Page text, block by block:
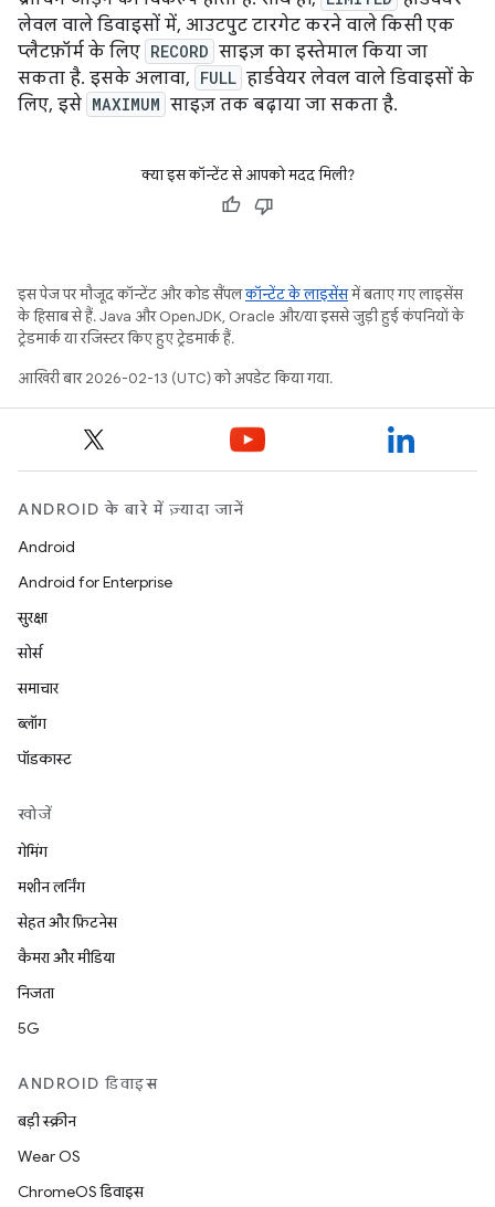
लेवल वाले डिवाइसों में, आउटपुट टारगेट करने वाले किसी एक
प्लैटफ़ॉर्म के लिए RECORD साइज़ का इस्तेमाल किया जा
सकता है. इसके अलावा, FULL हार्डवेयर लेवल वाले डिवाइसों के
लिए, इसे MAXIMUM साइज़ तक बढ़ाया जा सकता है.
क्या इस कॉन्टेंट से आपको मदद मिली?
इस पेज पर मौजूद कॉन्टेंट और कोड सैंपलकॉन्टेंट के लाइसेंसमें बताए गए लाइसेंस
के हिसाब से हैं. Java और OpenJDK, Oracle और/या इससे जुड़ी हुई कंपनियों के
ट्रेडमार्क या रजिस्टर किए हुए ट्रेडमार्क हैं.
आखिरी बार 2026-02-13 (UTC) को अपडेट किया गया.
ANDROID के बारे में ज़्यादा जानें
Android
Android for Enterprise
सुरक्षा
सोर्स
समाचार
ब्लॉग
पॉडकास्ट
खोजें
गेमिंग
मशीन लर्निंग
सेहत और फ़िटनेस
कैमरा और मीडिया
निजता
5G
ANDROID डिवाइस
बड़ी स्क्रीन
Wear OS
ChromeOS डिवाइस